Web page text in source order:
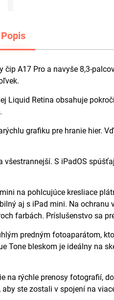
Popis
A17 Pro a navyše 8,3-
Liquid Retina obsahuje
grafiku pre hranie hier.
S iPadOS
na pohlcujúce kresliace
aj s iPad mini. Na
farbách. Príslušenstvo sa
predným fotoaparátom,
Tone bleskom je ideálny na
na rýchle prenosy fotografií,
ste zostali v spojení na